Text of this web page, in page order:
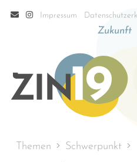
Impressum
Zukunft
Themen Schwerpunkt